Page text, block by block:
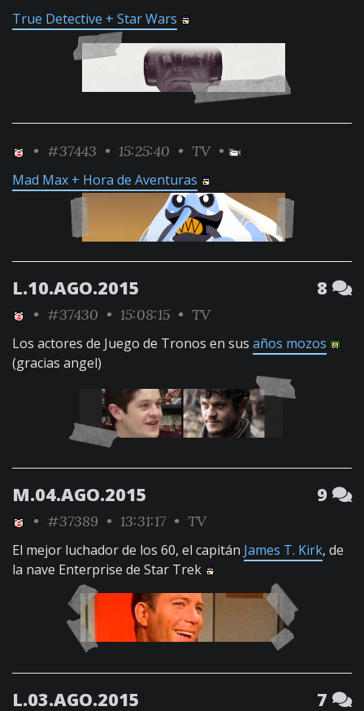
True Detective + Star Wars
• #37443 • 15:25:40 • TV•
Mad Max + Hora de Aventuras
L.10.AGO.2015 8
• #37430 • 15:08:15 • TV
Los actores de Juego de Tronos en sus años mozos
(gracias angel)
M.04.AGO.2015 9
• #37389 • 13:31:17 • TV
El mejor luchador de los 60, el capitán James T. Kirk, de
la nave Enterprise de Star Trek
L.03.AGO.2015 7